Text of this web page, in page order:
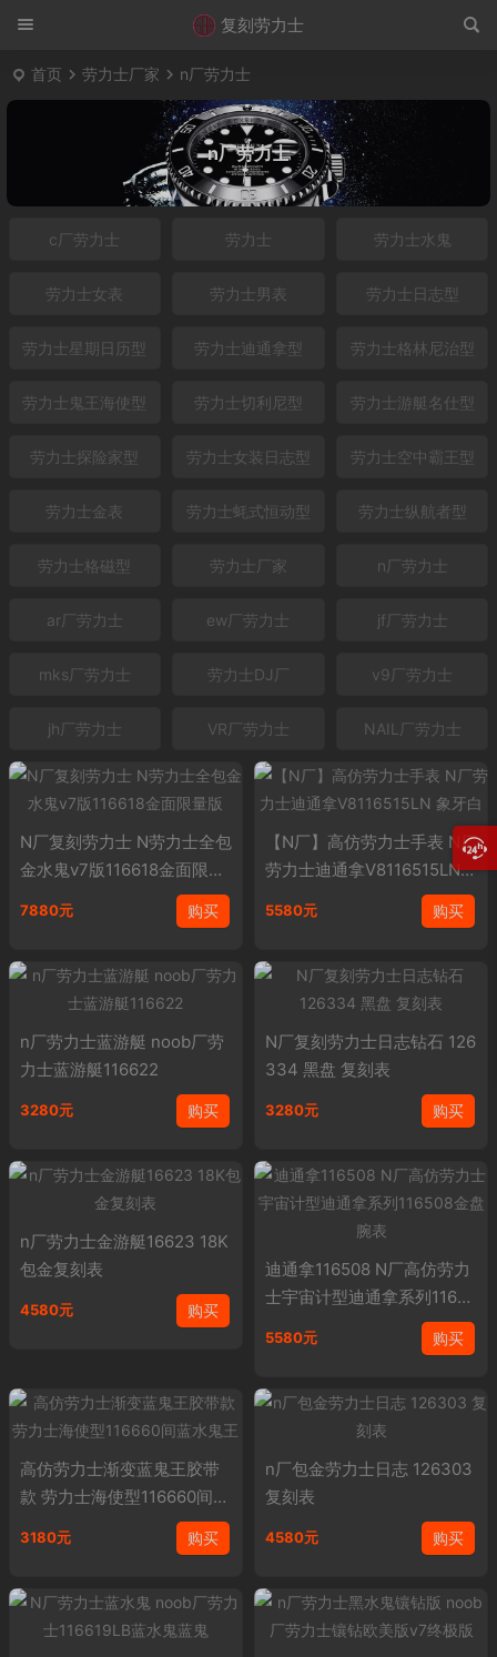
复刻劳力士
首页 劳力士厂家 n厂劳力士
n厂劳力士
c厂劳力士 劳力士 劳力士水鬼
劳力士女表 劳力士男表 劳力士日志型
劳力士星期日历型 劳力士迪通拿型 劳力士格林尼治型
劳力士鬼王海使型 劳力士切利尼型 劳力士游艇名仕型
劳力士探险家型 劳力士女装日志型 劳力士空中霸王型
劳力士金表 劳力士蚝式恒动型 劳力士纵航者型
劳力士格磁型 劳力士厂家 n厂劳力士
ar厂劳力士 ew厂劳力士 jf厂劳力士
mks厂劳力士 劳力士DJ厂 v9厂劳力士
jh厂劳力士 VR厂劳力士 NAIL厂劳力士
N厂复刻劳力士 N劳力士全包
金水鬼v7版116618金面限量
7880元 购买
【N厂】高仿劳力士手表 N厂
劳力士迪通拿V8116515LN
5580元 购买
n厂劳力士蓝游艇 noob厂劳
力士蓝游艇116622
3280元 购买
N厂复刻劳力士日志钻石 126
334 黑盘 复刻表
3280元 购买
n厂劳力士金游艇16623 18K
包金复刻表
4580元 购买
迪通拿116508 N厂高仿劳力
士宇宙计型迪通拿系列11650
5580元 购买
高仿劳力士渐变蓝鬼王胶带
款 劳力士海使型116660间蓝
3180元 购买
n厂包金劳力士日志 126303
复刻表
4580元 购买